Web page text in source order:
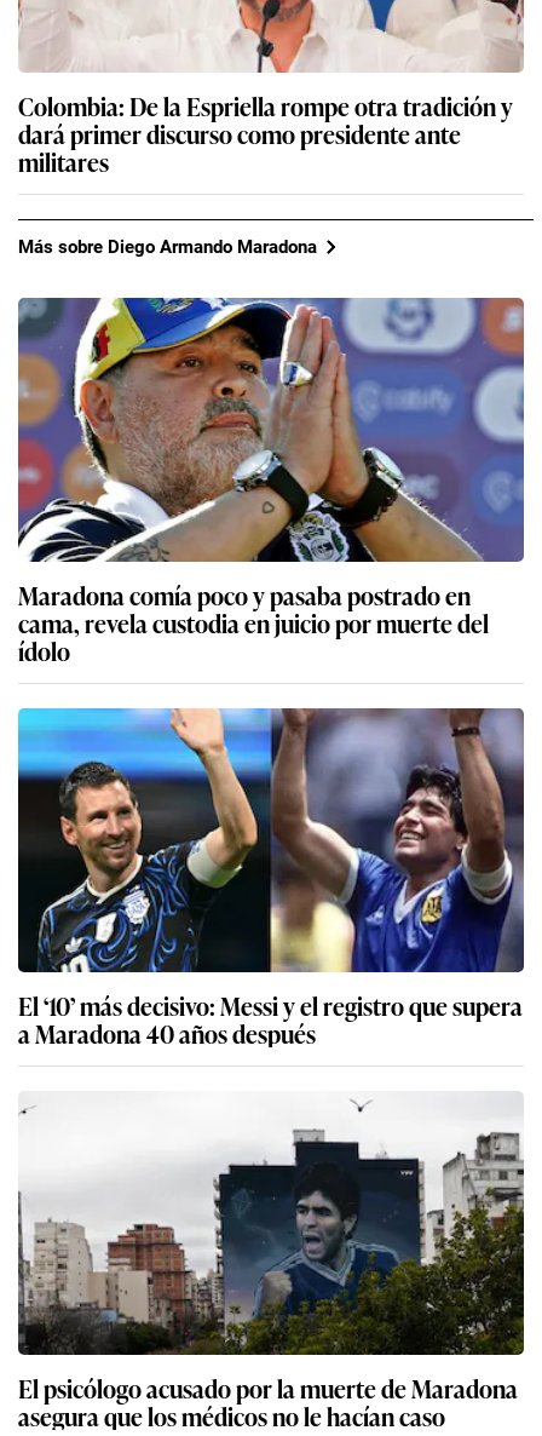
Colombia: De la Espriella rompe otra tradición y
dará primer discurso como presidente ante
militares
Más sobre Diego Armando Maradona
Maradona comía poco y pasaba postrado en
cama, revela custodia en juicio por muerte del
ídolo
El ‘10’ más decisivo: Messi y el registro que supera
a Maradona 40 años después
El psicólogo acusado por la muerte de Maradona
asegura que los médicos no le hacían caso